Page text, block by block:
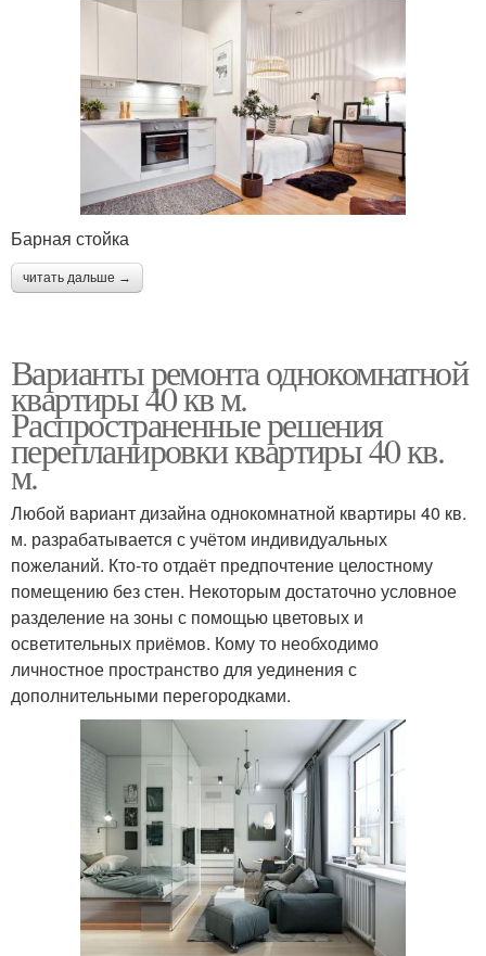
Барная стойка
читать дальше →
Варианты ремонта однокомнатной
квартиры 40 кв м.
Распространенные решения
перепланировки квартиры 40 кв.
м.
Любой вариант дизайна однокомнатной квартиры 40 кв.
м. разрабатывается с учётом индивидуальных
пожеланий. Кто-то отдаёт предпочтение целостному
помещению без стен. Некоторым достаточно условное
разделение на зоны с помощью цветовых и
осветительных приёмов. Кому то необходимо
личностное пространство для уединения с
дополнительными перегородками.